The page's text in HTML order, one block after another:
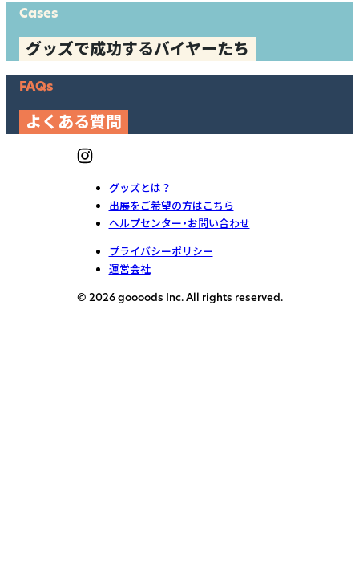
Cases
グッズで成功するバイヤーたち
FAQs
よくある質問
グッズとは？
出展をご希望の方はこちら
ヘルプセンター・お問い合わせ
プライバシーポリシー
運営会社
© 2026 goooods Inc. All rights reserved.